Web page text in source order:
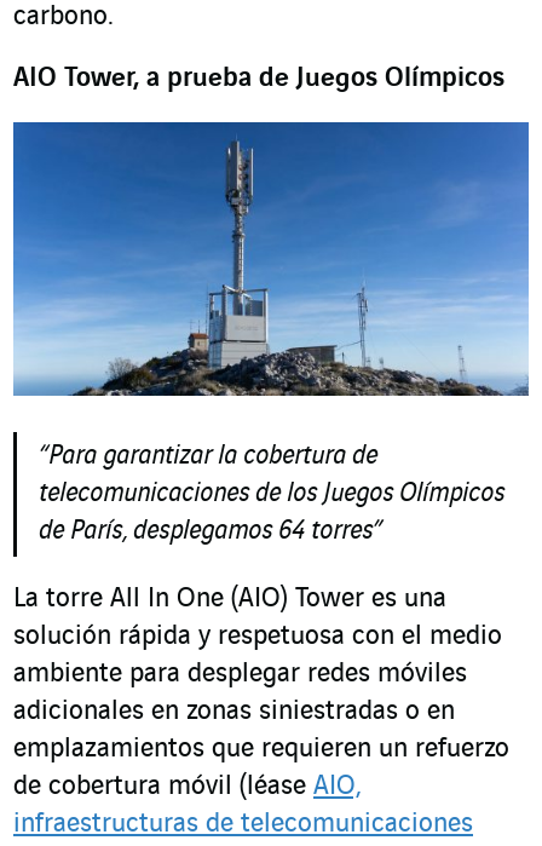
carbono.
AIO Tower, a prueba de Juegos Olímpicos
“Para garantizar la cobertura de
telecomunicaciones de los Juegos Olímpicos
de París, desplegamos 64 torres”
La torre All In One (AIO) Tower es una
solución rápida y respetuosa con el medio
ambiente para desplegar redes móviles
adicionales en zonas siniestradas o en
emplazamientos que requieren un refuerzo
de cobertura móvil (léase AIO,
infraestructuras de telecomunicaciones